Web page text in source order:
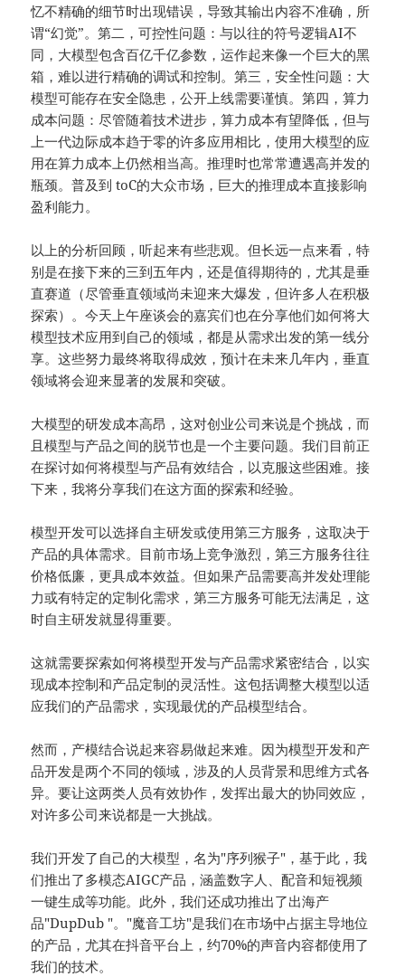
忆不精确的细节时出现错误，导致其输出内容不准确，所
谓“幻觉”。第二，可控性问题：与以往的符号逻辑AI不
同，大模型包含百亿千亿参数，运作起来像一个巨大的黑
箱，难以进行精确的调试和控制。第三，安全性问题：大
模型可能存在安全隐患，公开上线需要谨慎。第四，算力
成本问题：尽管随着技术进步，算力成本有望降低，但与
上一代边际成本趋于零的许多应用相比，使用大模型的应
用在算力成本上仍然相当高。推理时也常常遭遇高并发的
瓶颈。普及到 toC的大众市场，巨大的推理成本直接影响
盈利能力。
以上的分析回顾，听起来有些悲观。但长远一点来看，特
别是在接下来的三到五年内，还是值得期待的，尤其是垂
直赛道（尽管垂直领域尚未迎来大爆发，但许多人在积极
探索）。今天上午座谈会的嘉宾们也在分享他们如何将大
模型技术应用到自己的领域，都是从需求出发的第一线分
享。这些努力最终将取得成效，预计在未来几年内，垂直
领域将会迎来显著的发展和突破。
大模型的研发成本高昂，这对创业公司来说是个挑战，而
且模型与产品之间的脱节也是一个主要问题。我们目前正
在探讨如何将模型与产品有效结合，以克服这些困难。接
下来，我将分享我们在这方面的探索和经验。
模型开发可以选择自主研发或使用第三方服务，这取决于
产品的具体需求。目前市场上竞争激烈，第三方服务往往
价格低廉，更具成本效益。但如果产品需要高并发处理能
力或有特定的定制化需求，第三方服务可能无法满足，这
时自主研发就显得重要。
这就需要探索如何将模型开发与产品需求紧密结合，以实
现成本控制和产品定制的灵活性。这包括调整大模型以适
应我们的产品需求，实现最优的产品模型结合。
然而，产模结合说起来容易做起来难。因为模型开发和产
品开发是两个不同的领域，涉及的人员背景和思维方式各
异。要让这两类人员有效协作，发挥出最大的协同效应，
对许多公司来说都是一大挑战。
我们开发了自己的大模型，名为"序列猴子"，基于此，我
们推出了多模态AIGC产品，涵盖数字人、配音和短视频
一键生成等功能。此外，我们还成功推出了出海产
品"DupDub "。"魔音工坊"是我们在市场中占据主导地位
的产品，尤其在抖音平台上，约70%的声音内容都使用了
我们的技术。